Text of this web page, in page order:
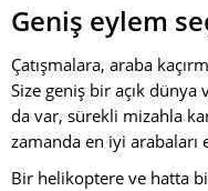
Geniş eylem
Çatışmalara, araba
Size geniş bir açık
da var, sürekli mizahla
zamanda en iyi arabaları
Bir helikoptere ve hatta